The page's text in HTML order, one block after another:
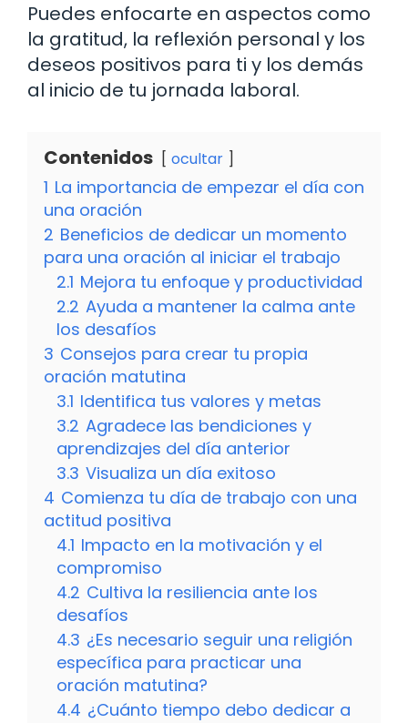
Puedes enfocarte en aspectos como
la gratitud, la reflexión personal y los
deseos positivos para ti y los demás
al inicio de tu jornada laboral.
Contenidos ocultar
1 La importancia de empezar el día con
una oración
2 Beneficios de dedicar un momento
para una oración al iniciar el trabajo
2.1 Mejora tu enfoque y productividad
2.2 Ayuda a mantener la calma ante
los desafíos
3 Consejos para crear tu propia
oración matutina
3.1 Identifica tus valores y metas
3.2 Agradece las bendiciones y
aprendizajes del día anterior
3.3 Visualiza un día exitoso
4 Comienza tu día de trabajo con una
actitud positiva
4.1 Impacto en la motivación y el
compromiso
4.2 Cultiva la resiliencia ante los
desafíos
4.3 ¿Es necesario seguir una religión
específica para practicar una
oración matutina?
4.4 ¿Cuánto tiempo debo dedicar a